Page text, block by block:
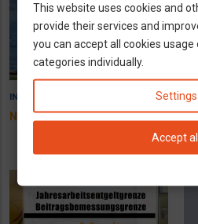
INFÓK
Német nyugdíj kalkulátor
This website uses cookies and
provide their services and
you can accept all cookies
categories individually.
Settings
Accept